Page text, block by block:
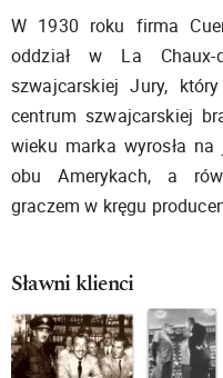
W 1930 roku firma
oddział w La
szwajcarskiej Jury,
centrum szwajcarskiej
wieku marka wyrosła
obu Amerykach, a
graczem w kręgu
Sławni klienci